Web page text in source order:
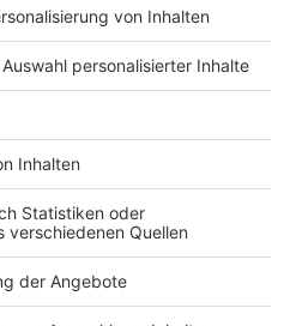
der Küche, bei uns die
Nelson Müller lädt uns
ein. Ab sofort versorgt
Rezepten zum
lassen. Nelson nimmt
weiht uns in die
Profikochs ein. Der
Für alle von euch, die